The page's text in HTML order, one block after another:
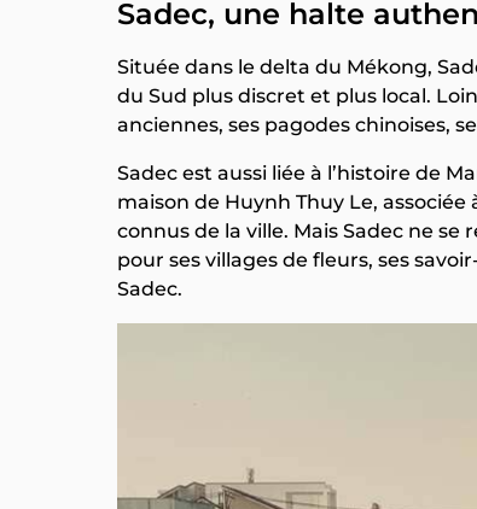
Sadec, une halte
Située dans le delta du Mékong,
du Sud plus discret et plus local.
anciennes, ses pagodes chinoises,
Sadec est aussi liée à l’histoire de
maison de Huynh Thuy Le, associée
connus de la ville. Mais Sadec ne
pour ses villages de fleurs, ses
Sadec.